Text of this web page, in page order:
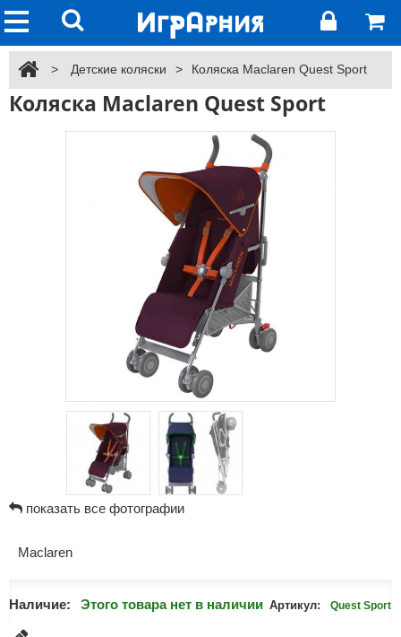
> Детские коляски > Коляска Maclaren Quest Sport
Коляска Maclaren Quest Sport
показать все фотографии
Maclaren
Наличие: Этого товара нет в наличии Артикул: Quest Sport